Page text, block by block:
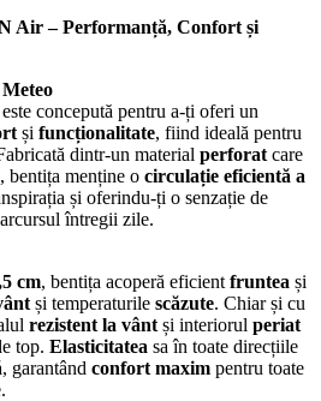
multe
pot
fi
alese
în
pagina
Air – Performanță, Confort și
este concepută pentru a-ți oferi un
și funcționalitate, fiind ideală pentru
dintr-un material perforat care
, bentița menține o circulație eficientă a
și oferindu-ți o senzație de
întregii zile.
cm, bentița acoperă eficient fruntea și
și temperaturile scăzute. Chiar și cu
rezistent la vânt și interiorul periat
top. Elasticitatea sa în toate direcțiile
, garantând confort maxim pentru toate